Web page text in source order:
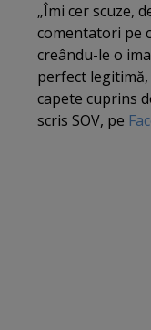
„Îmi cer scuze,
comentatori pe
creându-le o
perfect
capete cuprins
scris SOV, pe